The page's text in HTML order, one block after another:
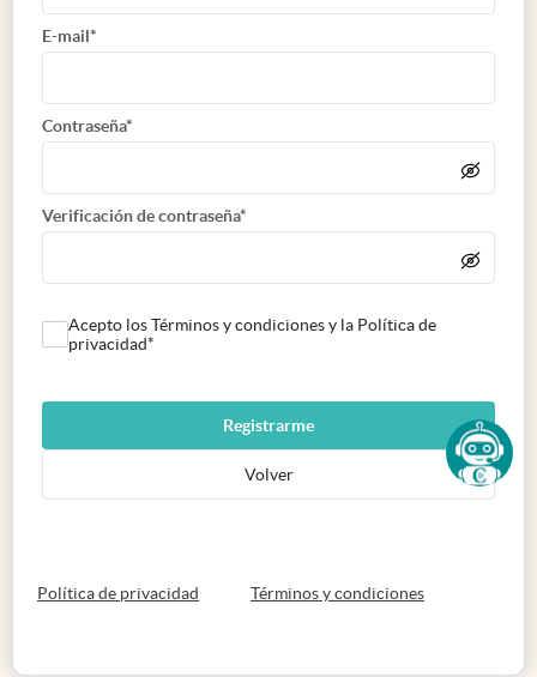
E-mail*
Contraseña*
Verificación de contraseña*
Acepto los Términos y condiciones y la Política de
privacidad*
Registrarme
Volver
Política de privacidad abre en nueva pestaña
Términos y condicionesabre en nueva